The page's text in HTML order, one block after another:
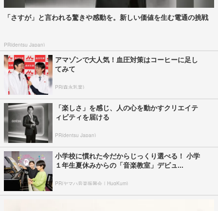
「さすが」と言われる驚きや感動を。新しい価値を生む電通の挑戦
PR(dentsu Japan)
アマゾンで大人気！血圧対策はコーヒーに足し
てみて
PR(森永乳業)
「楽しさ」を感じ、人の心を動かすクリエイテ
ィビティを届ける
PR(dentsu Japan)
小学校に慣れた今だからじっくり選べる！ 小学
１年生夏休みからの「音楽教室」デビュ...
PR(ヤマハ音楽振興会｜HugKum)